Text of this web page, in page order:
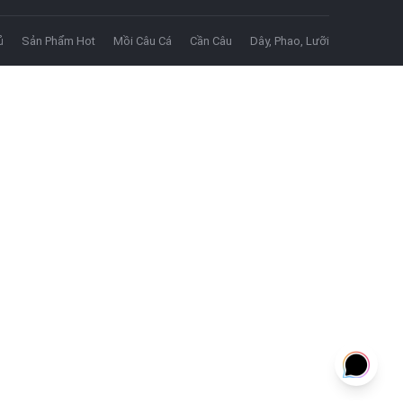
Sản Phẩm Hot Mồi Câu Cá Cần Câu Dây, Phao, Lưỡi